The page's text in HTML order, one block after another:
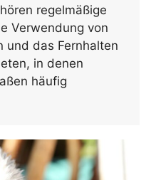
regelmäßige
Verwendung von
und das Fernhalten
in denen
häufig